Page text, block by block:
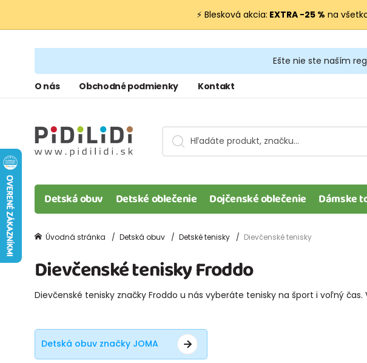
⚡ Blesková akcia: EXTRA −25 % na
Ešte nie ste naším
O nás Obchodné podmienky Kontakt
Detská obuv Detské oblečenie Dojčenské oblečenie Dámske
Úvodná stránka Detská obuv Detské tenisky Dievčenské tenisky
Dievčenské tenisky Froddo
Dievčenské tenisky značky Froddo u nás vyberáte tenisky na šport i voľný
Detská obuv značky JOMA